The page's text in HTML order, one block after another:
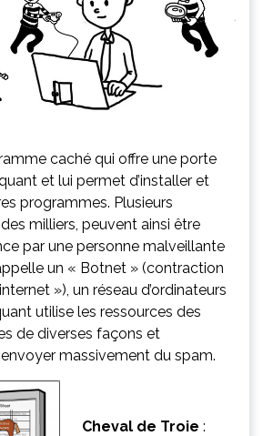
caché qui offre une porte
et lui permet d’installer et
programmes. Plusieurs
milliers, peuvent ainsi être
par une personne malveillante
un « Botnet » (contraction
»), un réseau d’ordinateurs
utilise les ressources des
de diverses façons et
massivement du spam.
Cheval de Troie :